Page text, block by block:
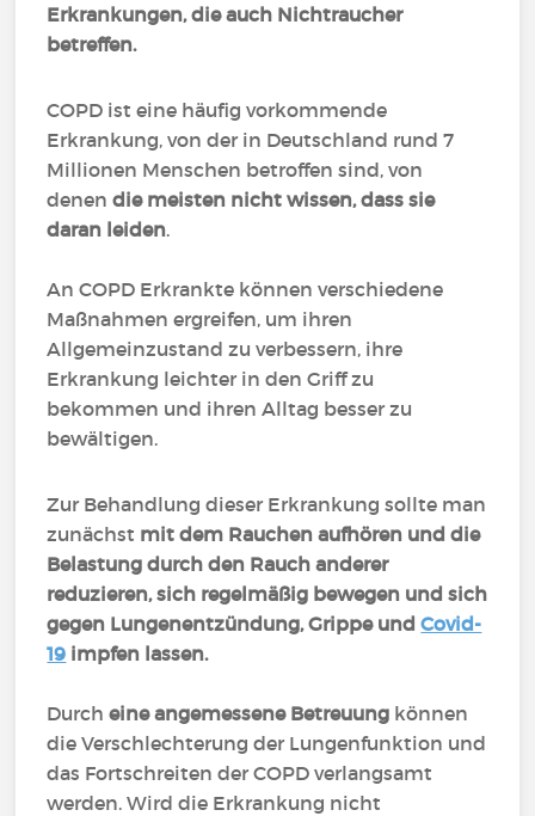
Erkrankungen, die auch Nichtraucher
betreffen.
COPD ist eine häufig vorkommende
Erkrankung, von der in Deutschland rund 7
Millionen Menschen betroffen sind, von
denendie meisten nicht wissen, dass sie
daran leiden.
An COPD Erkrankte können verschiedene
Maßnahmen ergreifen, um ihren
Allgemeinzustand zu verbessern, ihre
Erkrankung leichter in den Griff zu
bekommen und ihren Alltag besser zu
bewältigen.
Zur Behandlung dieser Erkrankung sollte man
zunächst mit dem Rauchen aufhören und die
Belastung durch den Rauch anderer
reduzieren, sich regelmäßig bewegen und sich
gegen Lungenentzündung, Grippe undCovid-
19 impfen lassen.
Durcheine angemessene Betreuung können
die Verschlechterung der Lungenfunktion und
das Fortschreiten der COPD verlangsamt
werden. Wird die Erkrankung nicht